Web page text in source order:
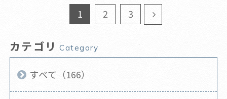
1 2 3
カテゴリ Category
すべて（166）